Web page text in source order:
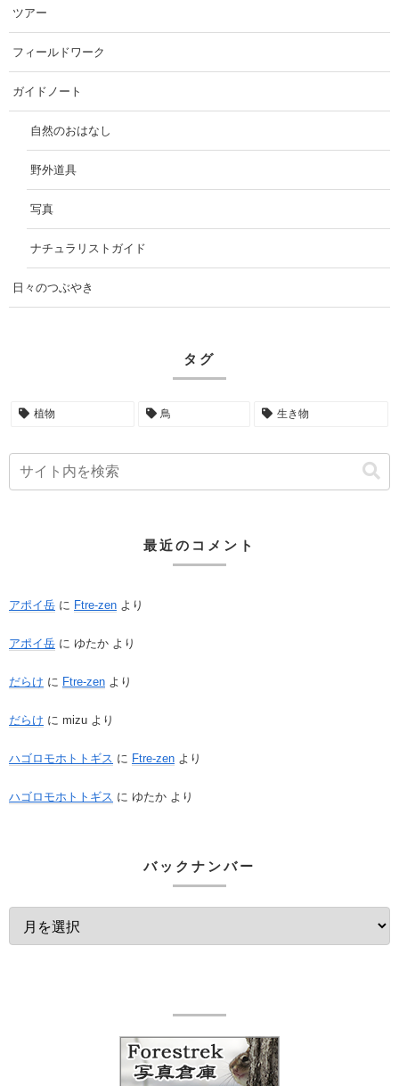
ツアー
フィールドワーク
ガイドノート
自然のおはなし
野外道具
写真
ナチュラリストガイド
日々のつぶやき
タグ
植物 鳥 生き物
最近のコメント
アポイ岳 に Ftre-zen より
アポイ岳 に ゆたか より
だらけ に Ftre-zen より
だらけ に mizu より
ハゴロモホトトギス に Ftre-zen より
ハゴロモホトトギス に ゆたか より
バックナンバー